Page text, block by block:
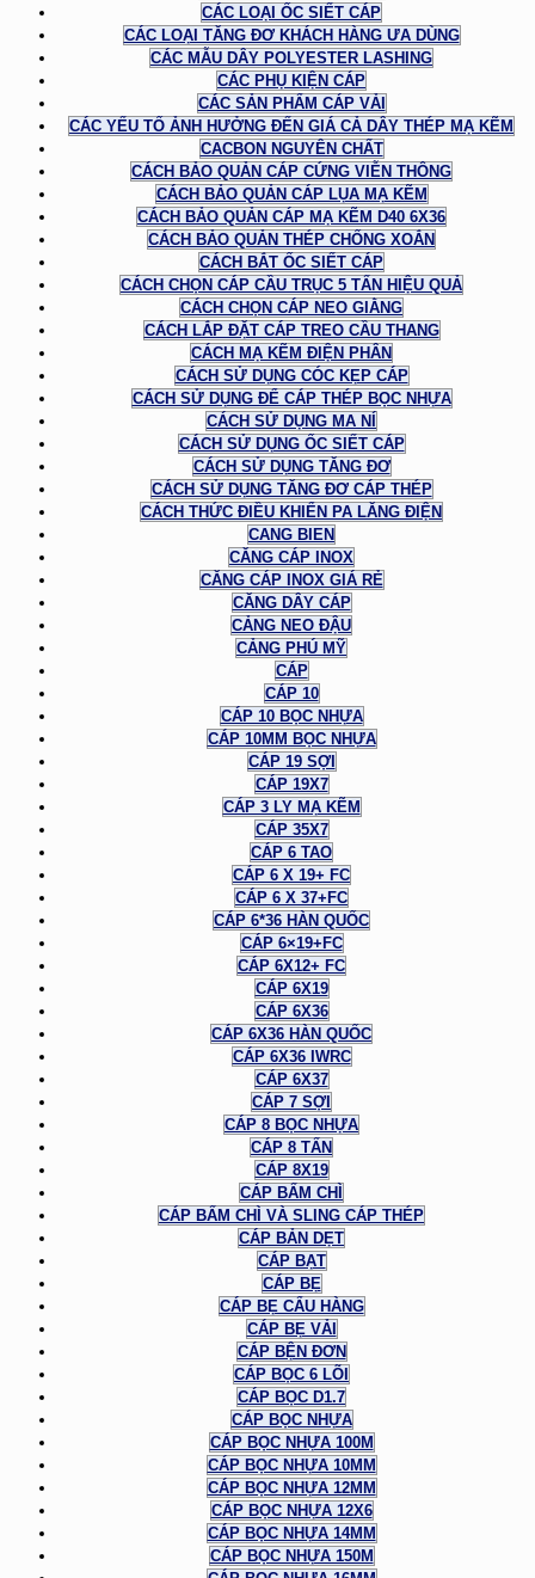
CÁC LOẠI ỐC SIẾT CÁP
CÁC LOẠI TĂNG ĐƠ KHÁCH HÀNG ƯA DÙNG
CÁC MẪU DÂY POLYESTER LASHING
CÁC PHỤ KIỆN CÁP
CÁC SẢN PHẨM CÁP VẢI
CÁC YẾU TỐ ẢNH HƯỞNG ĐẾN GIÁ CẢ DÂY THÉP MẠ KẼM
CACBON NGUYÊN CHẤT
CÁCH BẢO QUẢN CÁP CỨNG VIỄN THÔNG
CÁCH BẢO QUẢN CÁP LỤA MẠ KẼM
CÁCH BẢO QUẢN CÁP MẠ KẼM D40 6X36
CÁCH BẢO QUẢN THÉP CHỐNG XOẮN
CÁCH BẮT ỐC SIẾT CÁP
CÁCH CHỌN CÁP CẦU TRỤC 5 TẤN HIỆU QUẢ
CÁCH CHỌN CÁP NEO GIẰNG
CÁCH LẮP ĐẶT CÁP TREO CẦU THANG
CÁCH MẠ KẼM ĐIỆN PHÂN
CÁCH SỬ DỤNG CÓC KẸP CÁP
CÁCH SỬ DỤNG ĐỂ CÁP THÉP BỌC NHỰA
CÁCH SỬ DỤNG MA NÍ
CÁCH SỬ DỤNG ỐC SIẾT CÁP
CÁCH SỬ DỤNG TĂNG ĐƠ
CÁCH SỬ DỤNG TĂNG ĐƠ CÁP THÉP
CÁCH THỨC ĐIỀU KHIỂN PA LĂNG ĐIỆN
CANG BIEN
CĂNG CÁP INOX
CĂNG CÁP INOX GIÁ RẺ
CĂNG DÂY CÁP
CẢNG NEO ĐẬU
CẢNG PHÚ MỸ
CÁP
CÁP 10
CÁP 10 BỌC NHỰA
CÁP 10MM BỌC NHỰA
CÁP 19 SỢI
CÁP 19X7
CÁP 3 LY MẠ KẼM
CÁP 35X7
CÁP 6 TAO
CÁP 6 X 19+ FC
CÁP 6 X 37+FC
CÁP 6*36 HÀN QUỐC
CÁP 6×19+FC
CÁP 6X12+ FC
CÁP 6X19
CÁP 6X36
CÁP 6X36 HÀN QUỐC
CÁP 6X36 IWRC
CÁP 6X37
CÁP 7 SỢI
CÁP 8 BỌC NHỰA
CÁP 8 TẤN
CÁP 8X19
CÁP BẤM CHÌ
CÁP BẤM CHÌ VÀ SLING CÁP THÉP
CÁP BẢN DẸT
CÁP BẠT
CÁP BẸ
CÁP BẸ CẨU HÀNG
CÁP BẸ VẢI
CÁP BỆN ĐƠN
CÁP BỌC 6 LÕI
CÁP BỌC D1.7
CÁP BỌC NHỰA
CÁP BỌC NHỰA 100M
CÁP BỌC NHỰA 10MM
CÁP BỌC NHỰA 12MM
CÁP BỌC NHỰA 12X6
CÁP BỌC NHỰA 14MM
CÁP BỌC NHỰA 150M